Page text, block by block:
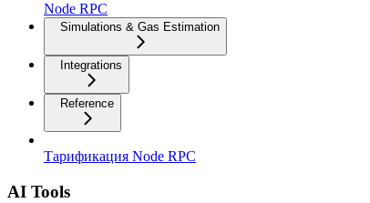
Node RPC
Simulations & Gas Estimation
Integrations
Reference
Тарификация Node RPC
AI Tools